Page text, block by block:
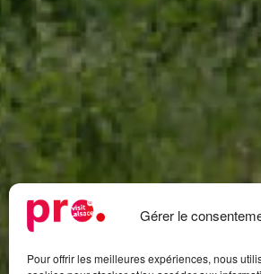
Gérer le
Pour offrir les meilleures expériences, nous